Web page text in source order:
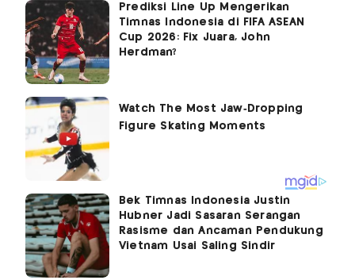
Prediksi Line Up Mengerikan
Timnas Indonesia di FIFA ASEAN
Cup 2026: Fix Juara, John
Herdman?
Bek Timnas Indonesia Justin
Hubner Jadi Sasaran Serangan
Rasisme dan Ancaman Pendukung
Vietnam Usai Saling Sindir